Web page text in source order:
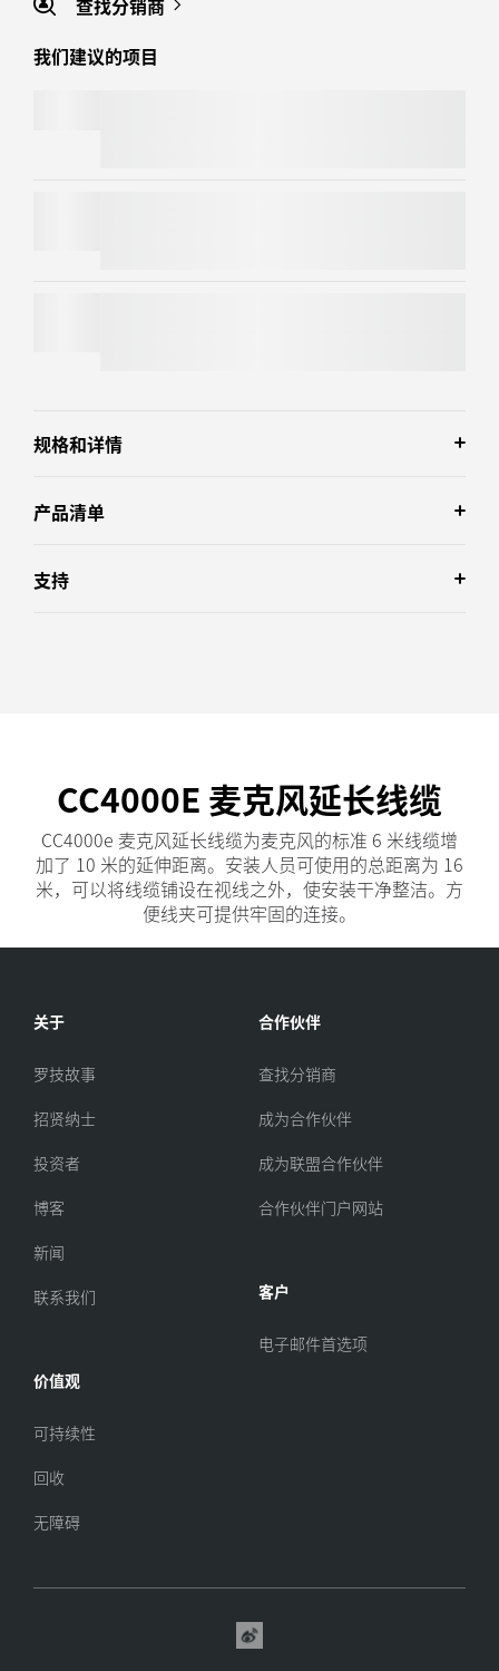
查找分销商
我们建议的项目
规格和详情
产品清单
支持
CC4000E 麦克风延长线缆
CC4000e 麦克风延长线缆为麦克风的标准 6 米线缆增
加了 10 米的延伸距离。安装人员可使用的总距离为 16
米，可以将线缆铺设在视线之外，使安装干净整洁。方
便线夹可提供牢固的连接。
关于
罗技故事
招贤纳士
投资者
博客
新闻
联系我们
价值观
可持续性
回收
无障碍
合作伙伴
查找分销商
成为合作伙伴
成为联盟合作伙伴
合作伙伴门户网站
客户
电子邮件首选项